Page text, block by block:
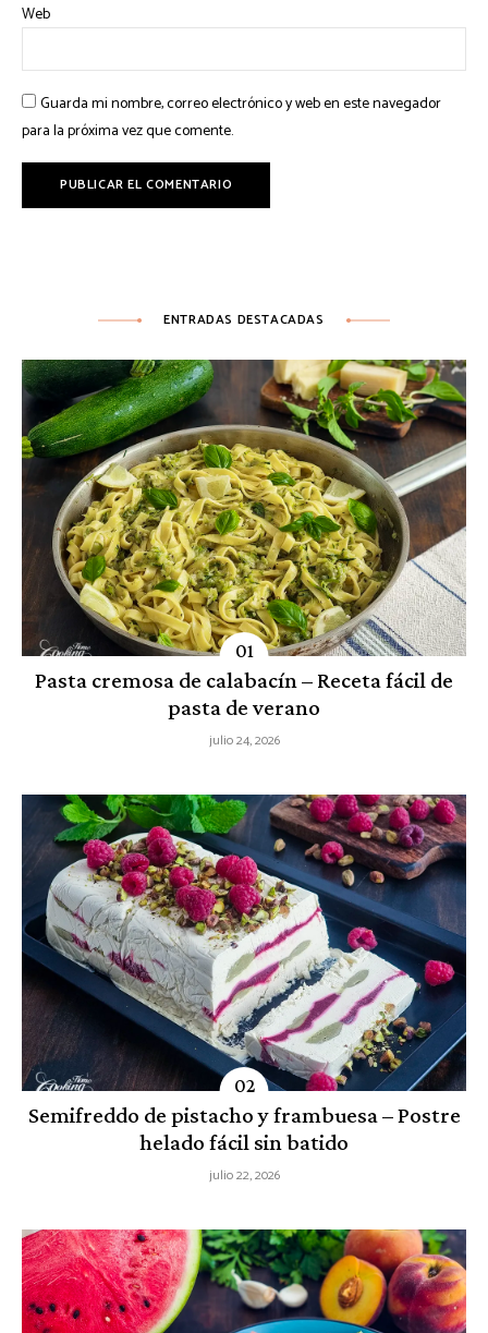
Web
Guarda mi nombre, correo electrónico y web en este navegador
para la próxima vez que comente.
ENTRADAS DESTACADAS
Pasta cremosa de calabacín – Receta fácil de
pasta de verano
julio 24, 2026
Semifreddo de pistacho y frambuesa – Postre
helado fácil sin batido
julio 22, 2026